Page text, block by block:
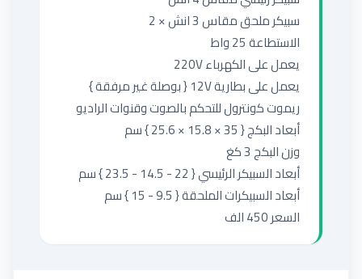
السعر 450 الف